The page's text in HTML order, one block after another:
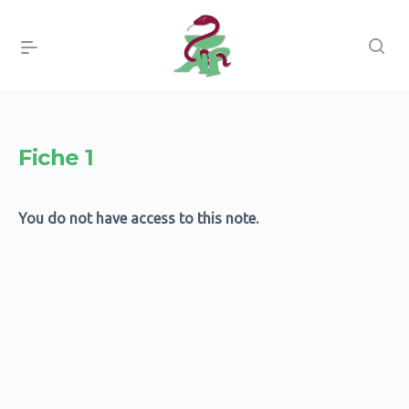
Fiche 1
You do not have access to this note.